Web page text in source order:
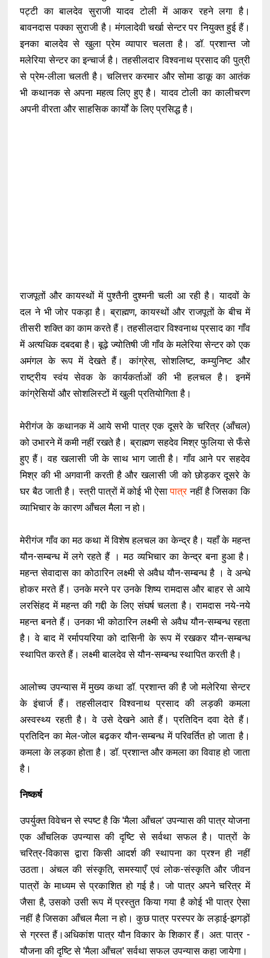
पट्टी का बालदेव सुराजी यादव टोली में आकर रहने लगा है।
बावनदास पक्का सुराजी है। मंगलादेवी चर्खा सेन्टर पर नियुक्त हुई हैं।
इनका बालदेव से खुला प्रेम व्यापार चलता है। डॉ. प्रशान्त जो
मलेरिया सेन्टर का इन्चार्ज है। तहसीलदार विश्वनाथ प्रसाद की पुत्री
से प्रेम-लीला चलती है। चलित्तर करमार और सोमा डाकू का आतंक
भी कथानक से अपना महत्व लिए हुए है। यादव टोली का कालीचरण
अपनी वीरता और साहसिक कार्यों के लिए प्रसिद्ध है।
राजपूतों और कायस्थों में पुश्तैनी दुश्मनी चली आ रही है। यादवों के
दल ने भी जोर पकड़ा है। ब्राह्मण, कायस्थों और राजपूतों के बीच में
तीसरी शक्ति का काम करते हैं। तहसीलदार विश्वनाथ प्रसाद का गाँव
में अत्यधिक दबदबा है। बूढ़े ज्योतिषी जी गाँव के मलेरिया सेन्टर को एक
अमंगल के रूप में देखते हैं। कांग्रेस, सोशलिष्ट, कम्युनिष्ट और
राष्ट्रीय स्वंय सेवक के कार्यकर्ताओं की भी हलचल है। इनमें
कांग्रेसियों और सोशलिस्टों में खुली प्रतियोगिता है।
मेरीगंज के कथानक में आये सभी पात्र एक दूसरे के चरित्र (आँचल)
को उभारने में कमी नहीं रखते है। ब्राह्मण सहदेव मिश्र फुलिया से फँसे
हुए हैं। वह खलासी जी के साथ भाग जाती है। गाँव आने पर सहदेव
मिश्र की भी अगवानी करती है और खलासी जी को छोड़कर दूसरे के
घर बैठ जाती है। स्त्री पात्रों में कोई भी ऐसापात्रनहीं है जिसका कि
व्याभिचार के कारण आँचल मैला न हो।
मेरीगंज गाँव का मठ कथा में विशेष हलचल का केन्द्र है। यहाँ के महन्त
यौन-सम्बन्ध में लगे रहते हैं । मठ व्यभिचार का केन्द्र बना हुआ है।
महन्त सेवादास का कोठारिन लक्ष्मी से अवैध यौन-सम्बन्ध है । वे अन्धे
होकर मरते हैं। उनके मरने पर उनके शिष्य रामदास और बाहर से आये
लरसिंहद में महन्त की गद्दी के लिए संघर्ष चलता है। रामदास नये-नये
महन्त बनते हैं। उनका भी कोठारिन लक्ष्मी से अवैध यौन-सम्बन्ध रहता
है। वे बाद में रर्मापयरिया को दासिनी के रूप में रखकर यौन-सम्बन्ध
स्थापित करते हैं। लक्ष्मी बालदेव से यौन-सम्बन्ध स्थापित करती है।
आलोच्य उपन्यास में मुख्य कथा डॉ. प्रशान्त की है जो मलेरिया सेन्टर
के इंचार्ज हैं। तहसीलदार विश्वनाथ प्रसाद की लड़की कमला
अस्वस्थ्य रहती है। वे उसे देखने आते हैं। प्रतिदिन दवा देते हैं।
प्रतिदिन का मेल-जोल बढ़कर यौन-सम्बन्ध में परिवर्तित हो जाता है।
कमला के लड़का होता है। डॉ. प्रशान्त और कमला का विवाह हो जाता
है।
निष्कर्ष
उपर्युक्त विवेचन से स्पष्ट है कि 'मैला आँचल' उपन्यास की पात्र योजना
एक आँचलिक उपन्यास की दृष्टि से सर्वथा सफल है। पात्रों के
चरित्र-विकास द्वारा किसी आदर्श की स्थापना का प्रश्न ही नहीं
उठता। अंचल की संस्कृति, समस्याएँ एवं लोक-संस्कृति और जीवन
पात्रों के माध्यम से प्रकाशित हो गई है। जो पात्र अपने चरित्र में
जैसा है, उसको उसी रूप में प्रस्तुत किया गया है कोई भी पात्र ऐसा
नहीं है जिसका आँचल मैला न हो। कुछ पात्र परस्पर के लड़ाई-झगड़ों
से ग्रस्त हैं।अधिकांश पात्र यौन विकार के शिकार हैं। अत: पात्र -
यौजना की दृष्टि से 'मैला आँचल' सर्वथा सफल उपन्यास कहा जायेगा।